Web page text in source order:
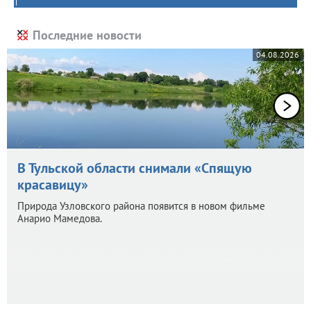
Последние новости
04.08.2026
В Тульской области снимали «Спящую
красавицу»
Природа Узловского района появится в новом фильме
Анарио Мамедова.